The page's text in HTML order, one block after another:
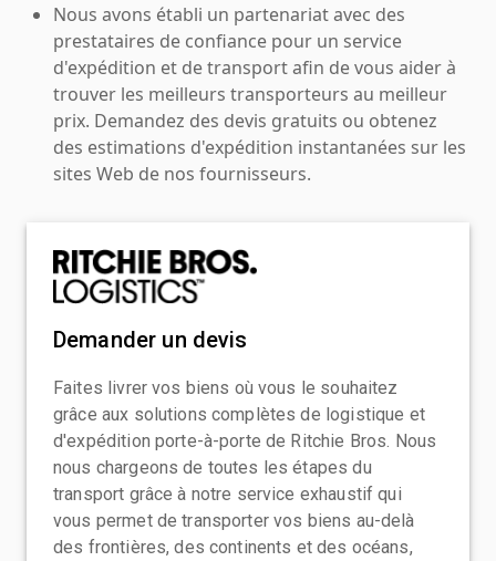
Nous avons établi un partenariat avec des
prestataires de confiance pour un service
d'expédition et de transport afin de vous aider à
trouver les meilleurs transporteurs au meilleur
prix. Demandez des devis gratuits ou obtenez
des estimations d'expédition instantanées sur les
sites Web de nos fournisseurs.
Demander un devis
Faites livrer vos biens où vous le souhaitez
grâce aux solutions complètes de logistique et
d'expédition porte-à-porte de Ritchie Bros. Nous
nous chargeons de toutes les étapes du
transport grâce à notre service exhaustif qui
vous permet de transporter vos biens au-delà
des frontières, des continents et des océans,